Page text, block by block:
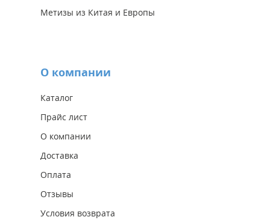
Метизы из Китая и Европы
О компании
Каталог
Прайс лист
О компании
Доставка
Оплата
Отзывы
Условия возврата